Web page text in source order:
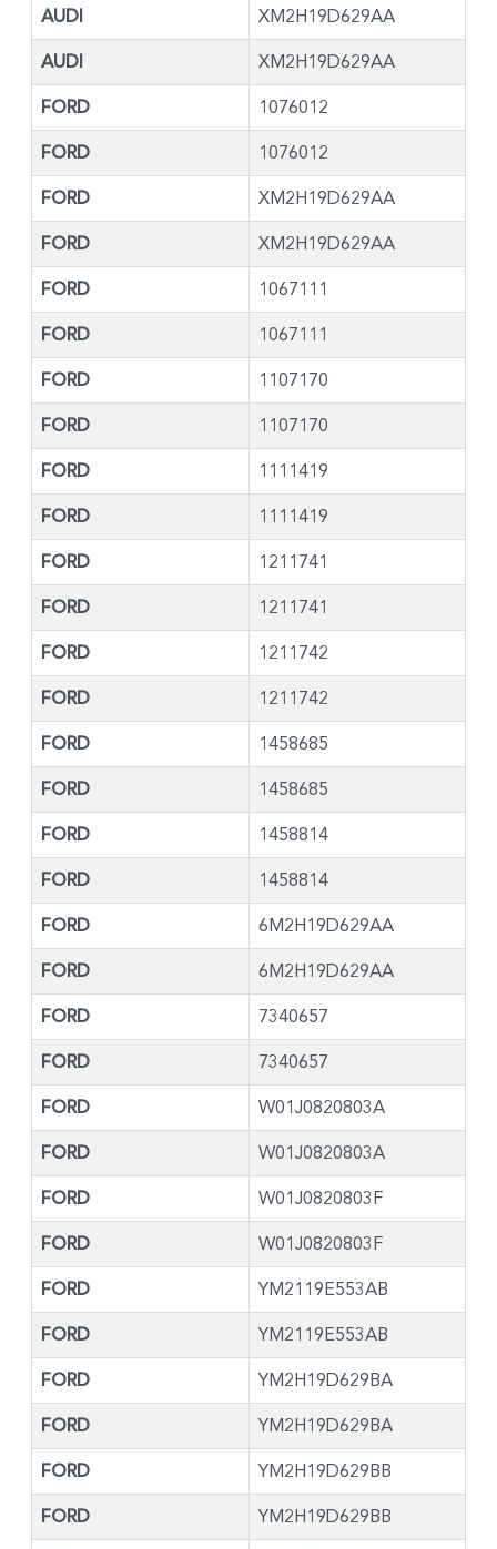
AUDI XM2H19D629AA
AUDI XM2H19D629AA
FORD 1076012
FORD 1076012
FORD XM2H19D629AA
FORD XM2H19D629AA
FORD 1067111
FORD 1067111
FORD 1107170
FORD 1107170
FORD 1111419
FORD 1111419
FORD 1211741
FORD 1211741
FORD 1211742
FORD 1211742
FORD 1458685
FORD 1458685
FORD 1458814
FORD 1458814
FORD 6M2H19D629AA
FORD 6M2H19D629AA
FORD 7340657
FORD 7340657
FORD W01J0820803A
FORD W01J0820803A
FORD W01J0820803F
FORD W01J0820803F
FORD YM2119E553AB
FORD YM2119E553AB
FORD YM2H19D629BA
FORD YM2H19D629BA
FORD YM2H19D629BB
FORD YM2H19D629BB